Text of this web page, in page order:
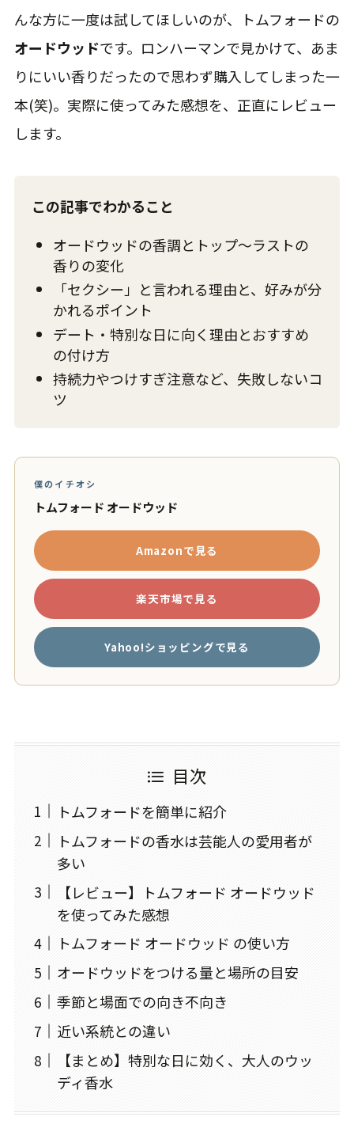
んな方に一度は試してほしいのが、トムフォードの
オードウッドです。ロンハーマンで見かけて、あま
りにいい香りだったので思わず購入してしまった一
本(笑)。実際に使ってみた感想を、正直にレビュー
します。
この記事でわかること
オードウッドの香調とトップ〜ラストの
香りの変化
「セクシー」と言われる理由と、好みが分
かれるポイント
デート・特別な日に向く理由とおすすめ
の付け方
持続力やつけすぎ注意など、失敗しないコ
ツ
僕のイチオシ
トムフォード オードウッド
Amazonで見る
楽天市場で見る
Yahoo!ショッピングで見る
目次
トムフォードを簡単に紹介
トムフォードの香水は芸能人の愛用者が
多い
【レビュー】トムフォード オードウッド
を使ってみた感想
トムフォード オードウッド の使い方
オードウッドをつける量と場所の目安
季節と場面での向き不向き
近い系統との違い
【まとめ】特別な日に効く、大人のウッ
ディ香水